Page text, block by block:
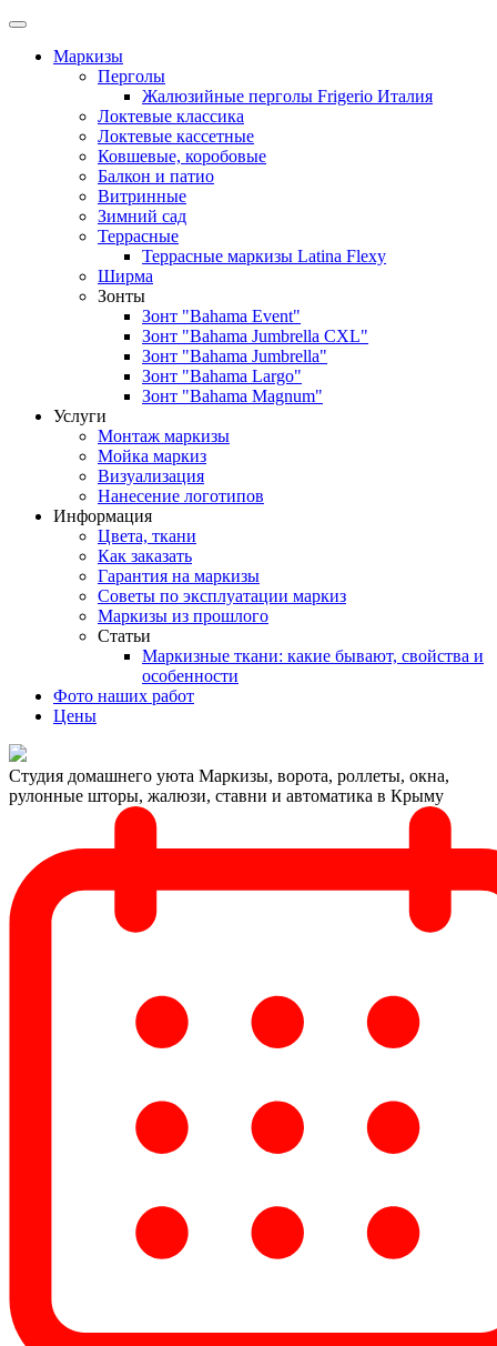
Маркизы
Перголы
Жалюзийные перголы Frigerio Италия
Локтевые классика
Локтевые кассетные
Ковшевые, коробовые
Балкон и патио
Витринные
Зимний сад
Террасные
Террасные маркизы Latina Flexy
Ширма
Зонты
Зонт "Bahama Event"
Зонт "Bahama Jumbrella CXL"
Зонт "Bahama Jumbrella"
Зонт "Bahama Largo"
Зонт "Bahama Magnum"
Услуги
Монтаж маркизы
Мойка маркиз
Визуализация
Нанесение логотипов
Информация
Цвета, ткани
Как заказать
Гарантия на маркизы
Советы по эксплуатации маркиз
Маркизы из прошлого
Статьи
Маркизные ткани: какие бывают, свойства и
особенности
Фото наших работ
Цены
Студия домашнего уюта Маркизы, ворота, роллеты, окна,
рулонные шторы, жалюзи, ставни и автоматика в Крыму